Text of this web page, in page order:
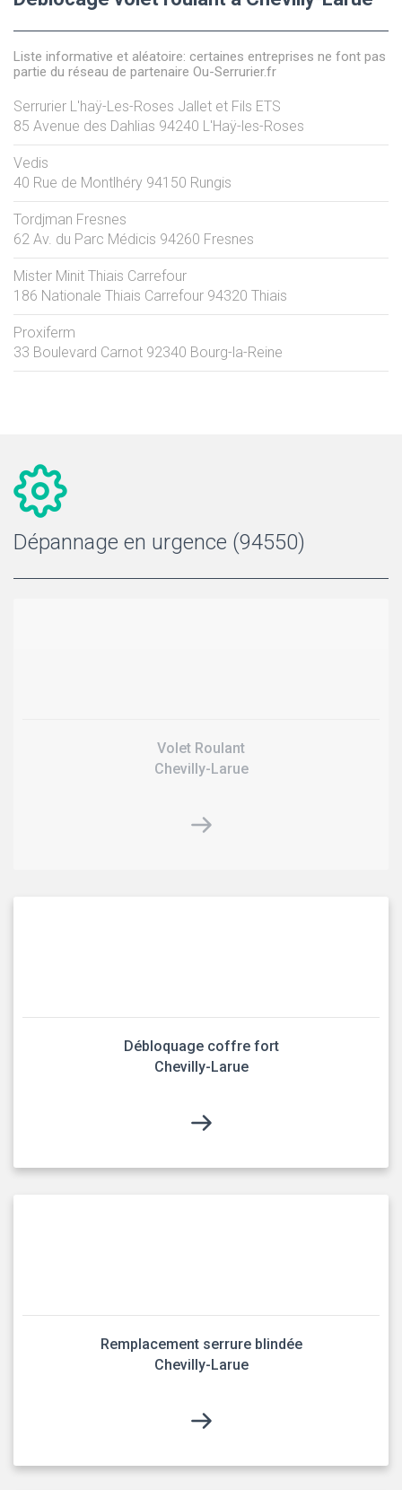
Liste informative et aléatoire: certaines entreprises ne font pas
partie du réseau de partenaire Ou-Serrurier.fr
Serrurier L'haÿ-Les-Roses Jallet et Fils ETS
85 Avenue des Dahlias 94240 L'Haÿ-les-Roses
Vedis
40 Rue de Montlhéry 94150 Rungis
Tordjman Fresnes
62 Av. du Parc Médicis 94260 Fresnes
Mister Minit Thiais Carrefour
186 Nationale Thiais Carrefour 94320 Thiais
Proxiferm
33 Boulevard Carnot 92340 Bourg-la-Reine
Dépannage en urgence (94550)
Volet Roulant
Chevilly-Larue
Débloquage coffre fort
Chevilly-Larue
Remplacement serrure blindée
Chevilly-Larue